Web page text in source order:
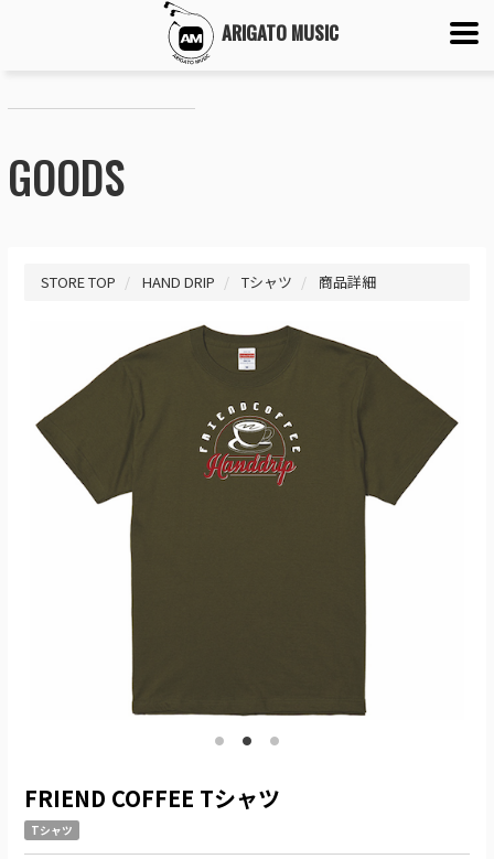
ARIGATO MUSIC
GOODS
STORE TOP HAND DRIP Tシャツ 商品詳細
FRIEND COFFEE Tシャツ
Tシャツ